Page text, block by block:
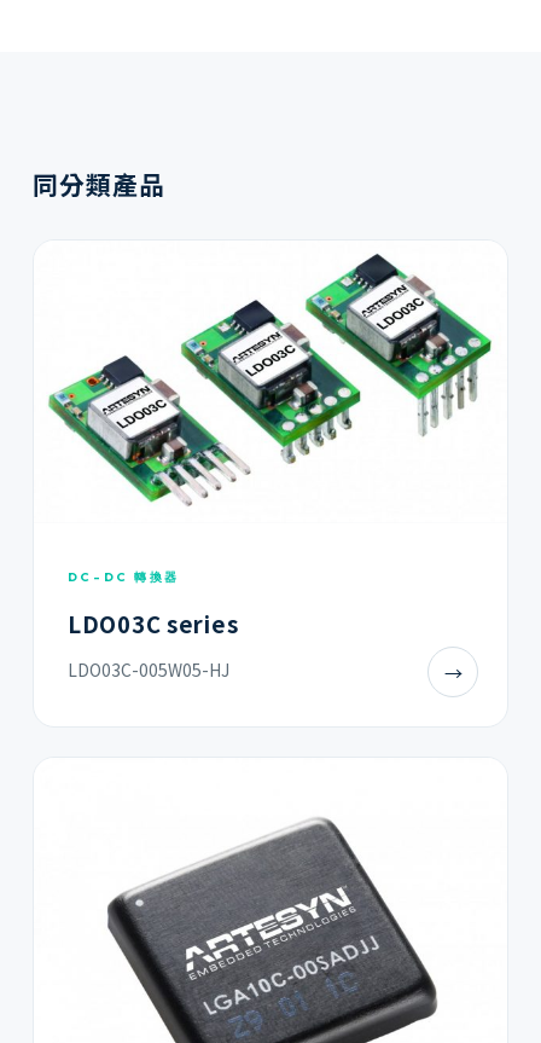
同分類產品
DC-DC 轉換器
LDO03C series
LDO03C-005W05-HJ →